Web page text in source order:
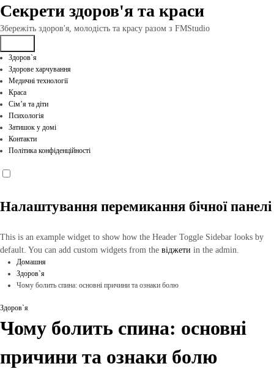
Перейти
до
вмісту
Секрети здоров'я та краси
Збережіть здоров'я, молодість та красу разом з FMStudio
Здоров`я
Здорове харчування
Медичні технології
Краса
Сім’я та діти
Психологія
Затишок у домі
Контакти
Політика конфіденційності
Налаштування перемикання бічної панелі
This is an example widget to show how the Header Toggle Sidebar looks by
default. You can add custom widgets from the віджети in the admin.
Домашня
Здоров`я
Чому болить спина: основні причини та ознаки болю
Здоров`я
Чому болить спина: основні
причини та ознаки болю